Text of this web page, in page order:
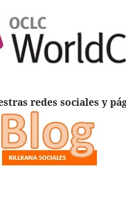
redes sociales y